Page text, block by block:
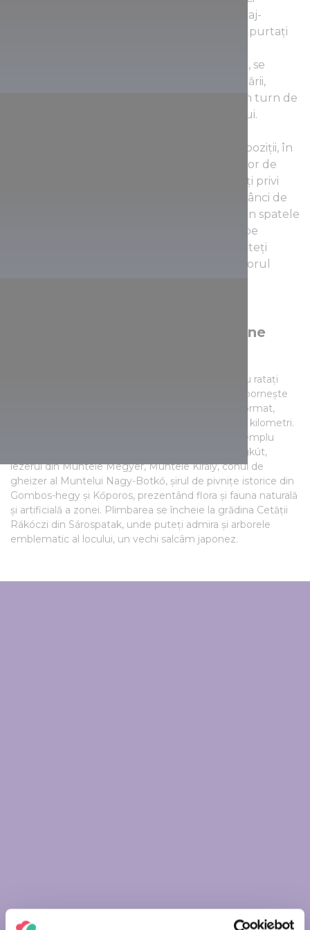
turistice, fie că veniți dinspre podgoriile Tokaj-
Hegyalja sau din Botkő, vă recomandăm să purtați
dezvoltării turistice a împrejurimilor lacului, se
realizează cea mai lungă pistă via ferrata a țării,
poduri suspendate, o pistă de biciclete și un turn de
belvedere, în cel mai înalt punct al iezerului.
Este planificată și înființarea unei săli de expoziții, în
care va fi prezentată istoria fabricării pietrelor de
moară în secolele XV-XVII. În prezent puteți privi
căldarea umplută cu apă înconjurată de stânci de
sus, de pe marginea carierei de odinioară, din spatele
parapetului, iar prin coridorul strâmt, tăiat pe
vremuri pentru transportarea pietrelor, puteți
ajunge până la malul lacului, adică în interiorul
Iezerul de lângă romantica regiune
Dacă plănuiți o excursie de o zi întreagă, atunci nu ratați
poteca turistică Malomkő! Drumeția de 4- 5 ore pornește
de la Sárospatak, din grădina școlii Colegiului Reformat,
traseul având o lungime totală de aproximativ 12 kilometri.
Poteca tematică de ecologie are 17 stații, de exemplu
trece pe lângă minunatul sătuleț șvăbesc Hercegkút,
iezerul din Muntele Megyer, Muntele Király, conul de
gheizer al Muntelui Nagy-Botkő, șirul de pivnițe istorice din
Gombos-hegy și Kőporos, prezentând flora și fauna naturală
și artificială a zonei. Plimbarea se încheie la grădina Cetății
Rákóczi din Sárospatak, unde puteți admira și arborele
emblematic al locului, un vechi salcâm japonez.